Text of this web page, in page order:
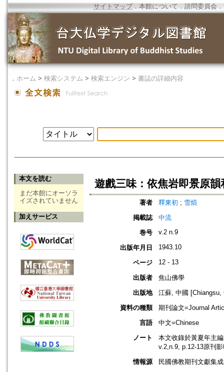
サイトマップ．本館について ． 諮問委員会 ．
． ホーム > 検索システム > 検索エンジン > 書誌の詳細内容
本文を読む
まだ本館にオーソラ
イズされていません
加えサービス
遊戲三味：依焦岩即景原韻
著者 釋東初 ; 雪煩
掲載誌
中流
巻号
v.2 n.9
出版年月日 1943.10
ページ 12 - 13
出版者
焦山佛學
出版地
江蘇, 中國 [Chiangsu,
資料の種類
期刊論文=Journal
言語
中文=Chinese
ノート
本文收錄於黃夏年主
v.2,n.9, p.12-13原刊
情報源
民國佛教期刊文獻集